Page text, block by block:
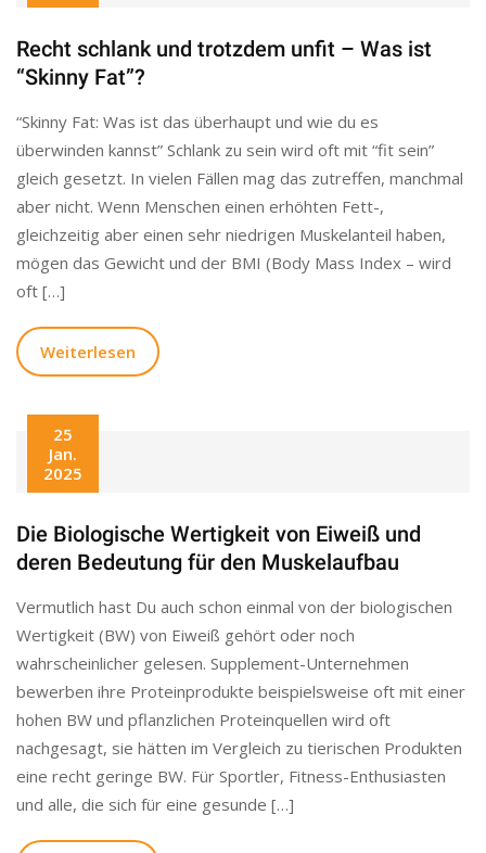
Recht schlank und trotzdem unfit – Was ist
“Skinny Fat”?
“Skinny Fat: Was ist das überhaupt und wie du es
überwinden kannst” Schlank zu sein wird oft mit “fit sein”
gleich gesetzt. In vielen Fällen mag das zutreffen, manchmal
aber nicht. Wenn Menschen einen erhöhten Fett-,
gleichzeitig aber einen sehr niedrigen Muskelanteil haben,
mögen das Gewicht und der BMI (Body Mass Index – wird
oft […]
Weiterlesen
25
Jan.
2025
Die Biologische Wertigkeit von Eiweiß und
deren Bedeutung für den Muskelaufbau
Vermutlich hast Du auch schon einmal von der biologischen
Wertigkeit (BW) von Eiweiß gehört oder noch
wahrscheinlicher gelesen. Supplement-Unternehmen
bewerben ihre Proteinprodukte beispielsweise oft mit einer
hohen BW und pflanzlichen Proteinquellen wird oft
nachgesagt, sie hätten im Vergleich zu tierischen Produkten
eine recht geringe BW. Für Sportler, Fitness-Enthusiasten
und alle, die sich für eine gesunde […]